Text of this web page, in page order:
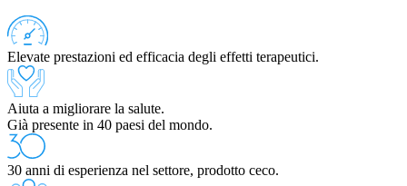
Elevate prestazioni ed efficacia degli effetti terapeutici.
Aiuta a migliorare la salute.
Già presente in 40 paesi del mondo.
30 anni di esperienza nel settore, prodotto ceco.